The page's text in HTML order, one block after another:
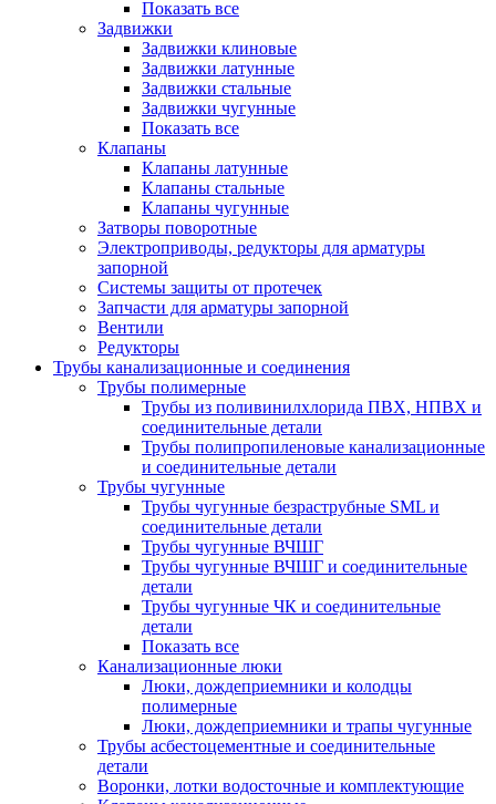
Показать все
Задвижки
Задвижки клиновые
Задвижки латунные
Задвижки стальные
Задвижки чугунные
Показать все
Клапаны
Клапаны латунные
Клапаны стальные
Клапаны чугунные
Затворы поворотные
Электроприводы, редукторы для арматуры
запорной
Системы защиты от протечек
Запчасти для арматуры запорной
Вентили
Редукторы
Трубы канализационные и соединения
Трубы полимерные
Трубы из поливинилхлорида ПВХ, НПВХ и
соединительные детали
Трубы полипропиленовые канализационные
и соединительные детали
Трубы чугунные
Трубы чугунные безраструбные SML и
соединительные детали
Трубы чугунные ВЧШГ
Трубы чугунные ВЧШГ и соединительные
детали
Трубы чугунные ЧК и соединительные
детали
Показать все
Канализационные люки
Люки, дождеприемники и колодцы
полимерные
Люки, дождеприемники и трапы чугунные
Трубы асбестоцементные и соединительные
детали
Воронки, лотки водосточные и комплектующие